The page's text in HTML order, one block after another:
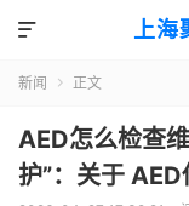
上

新闻  正文
AED怎么检查
护”：关于